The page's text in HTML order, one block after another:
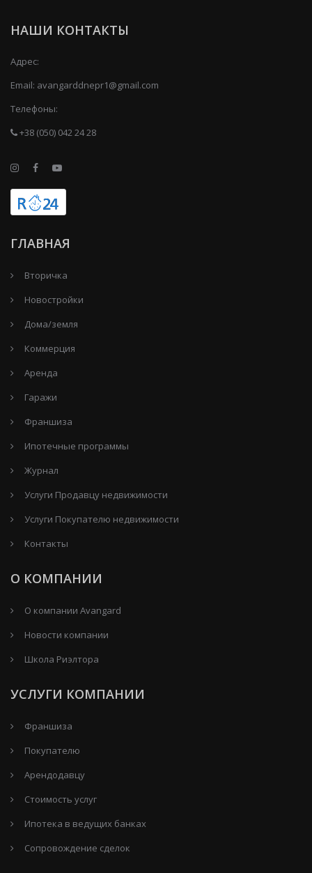
НАШИ КОНТАКТЫ
Адрес:
Email: avangarddnepr1@gmail.com
Телефоны:
+38 (050) 042 24 28
ГЛАВНАЯ
Вторичка
Новостройки
Дома/земля
Коммерция
Аренда
Гаражи
Франшиза
Ипотечные программы
Журнал
Услуги Продавцу недвижимости
Услуги Покупателю недвижимости
Контакты
О КОМПАНИИ
О компании Avangard
Новости компании
Школа Риэлтора
УСЛУГИ КОМПАНИИ
Франшиза
Покупателю
Арендодавцу
Стоимость услуг
Ипотека в ведущих банках
Сопровождение сделок